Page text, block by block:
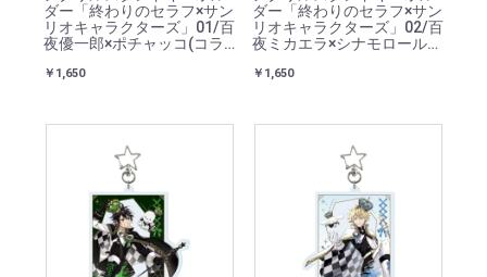
ダー「終わりのセラフ×サン
リオキャラクターズ」01/百
夜優一郎×ポチャッコ(コラ
￥1,650
ダー「終わりのセラフ×サン
リオキャラクターズ」02/百
夜ミカエラ×シナモロール
￥1,650